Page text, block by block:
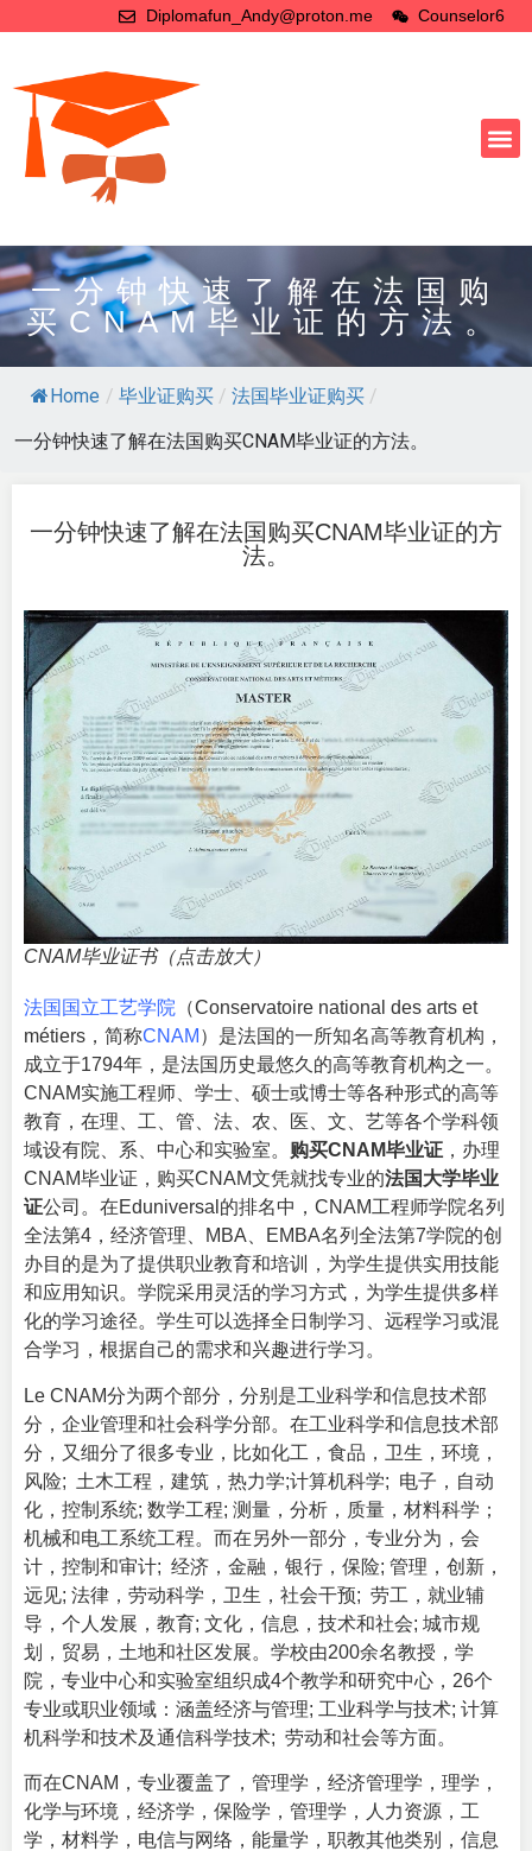
Diplomafun_Andy@proton.me Counselor6
一分钟快速了解在法国购
买CNAM毕业证的方法。
Home / 毕业证购买 / 法国毕业证购买 /
一分钟快速了解在法国购买CNAM毕业证的方法。
一分钟快速了解在法国购买CNAM毕业证的方
法。
CNAM毕业证书（点击放大）
法国国立工艺学院 （Conservatoire national des arts et
métiers ，简称CNAM ）是法国的一所知名高等教育机构，
成立于1794年，是法国历史最悠久的高等教育机构之一。
CNAM实施工程师、学士、硕士或博士等各种形式的高等
教育，在理、工、管、法、农、医、文、艺等各个学科领
域设有院、系、中心和实验室。 购买CNAM毕业证 ，办理
CNAM毕业证，购买CNAM文凭就找专业的法国大学毕业
证公司。在Eduniversal的排名中，CNAM工程师学院名列
全法第4，经济管理、MBA、EMBA名列全法第7学院的创
办目的是为了提供职业教育和培训，为学生提供实用技能
和应用知识。学院采用灵活的学习方式，为学生提供多样
化的学习途径。学生可以选择全日制学习、远程学习或混
合学习，根据自己的需求和兴趣进行学习。
Le CNAM分为两个部分，分别是工业科学和信息技术部
分，企业管理和社会科学分部。在工业科学和信息技术部
分，又细分了很多专业，比如化工，食品，卫生，环境，
风险; 土木工程，建筑，热力学;计算机科学; 电子，自动
化，控制系统; 数学工程; 测量，分析，质量，材料科学；
机械和电工系统工程。而在另外一部分，专业分为，会
计，控制和审计; 经济，金融，银行，保险; 管理，创新，
远见; 法律，劳动科学，卫生，社会干预; 劳工，就业辅
导，个人发展，教育; 文化，信息，技术和社会; 城市规
划，贸易，土地和社区发展。学校由200余名教授，学
院，专业中心和实验室组织成4个教学和研究中心，26个
专业或职业领域：涵盖经济与管理; 工业科学与技术; 计算
机科学和技术及通信科学技术; 劳动和社会等方面。
而在CNAM，专业覆盖了，管理学，经济管理学，理学，
化学与环境，经济学，保险学，管理学，人力资源，工
学，材料学，电信与网络，能量学，职教其他类别，信息